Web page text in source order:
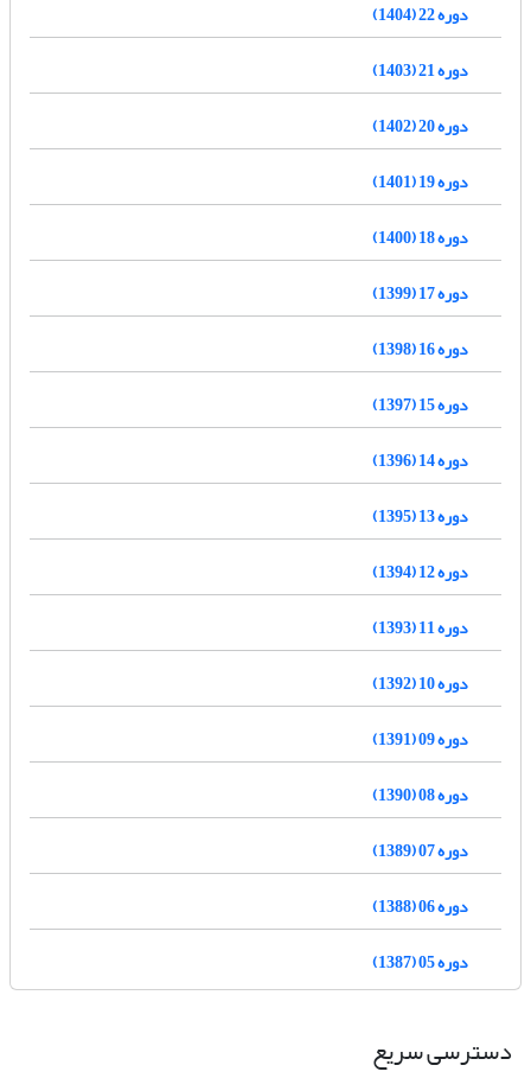
دوره 22 (1404)
دوره 21 (1403)
دوره 20 (1402)
دوره 19 (1401)
دوره 18 (1400)
دوره 17 (1399)
دوره 16 (1398)
دوره 15 (1397)
دوره 14 (1396)
دوره 13 (1395)
دوره 12 (1394)
دوره 11 (1393)
دوره 10 (1392)
دوره 09 (1391)
دوره 08 (1390)
دوره 07 (1389)
دوره 06 (1388)
دوره 05 (1387)
دسترسی سریع